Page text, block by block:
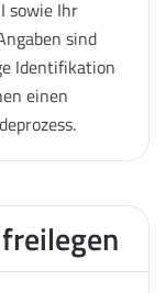
sowie Ihr
sind
Identifikation
einen